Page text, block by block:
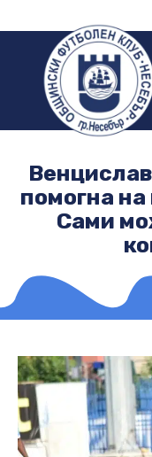
помогна
Сами